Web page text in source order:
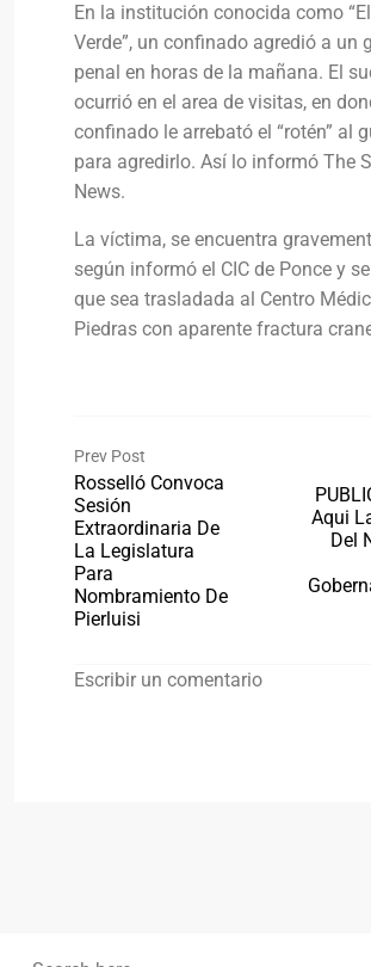
En la institución conocida como
Verde”, un confinado agredió a un
penal en horas de la mañana. El
ocurrió en el area de visitas, en
confinado le arrebató el “rotén” al
para agredirlo. Así lo informó The
News.
La víctima, se encuentra
según informó el CIC de Ponce y
que sea trasladada al Centro
Piedras con aparente fractura
Prev Post
Rosselló Convoca
Sesión
Extraordinaria De
La Legislatura
Para
Nombramiento De
Pierluisi
Aqui
Del
Escribir un comentario